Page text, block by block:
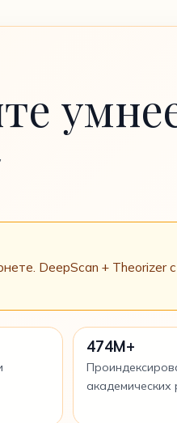
DeepScan + Theorizer
474M+
академических